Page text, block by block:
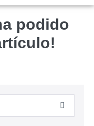
Inicio
Nuestros Cursos
Contacto
podido